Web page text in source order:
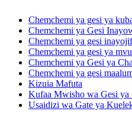
Chemchemi ya gesi ya
Chemchemi ya Gesi
Chemchemi ya gesi
Chemchemi ya gesi ya
Chemchemi ya Gesi ya
Chemchemi ya gesi
Kizuia Mafuta
Kufaa Mwisho wa Gesi ya
Usaidizi wa Gate ya